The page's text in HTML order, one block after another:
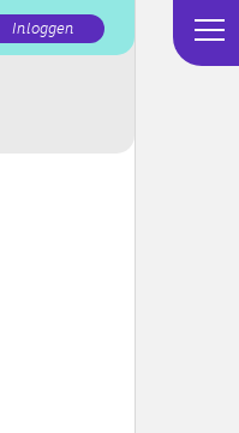
Inloggen